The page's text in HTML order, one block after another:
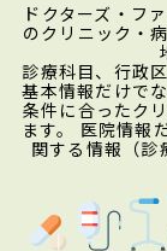
ドクターズ・フ
のクリニック・
診療科目、行政
基本情報だけで
条件に合ったク
ます。 医院情報
関する情報（診